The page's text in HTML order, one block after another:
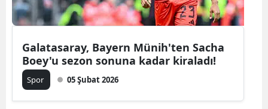
Galatasaray, Bayern Münih'ten Sacha
Boey'u sezon sonuna kadar kiraladı!
Spor 05 Şubat 2026